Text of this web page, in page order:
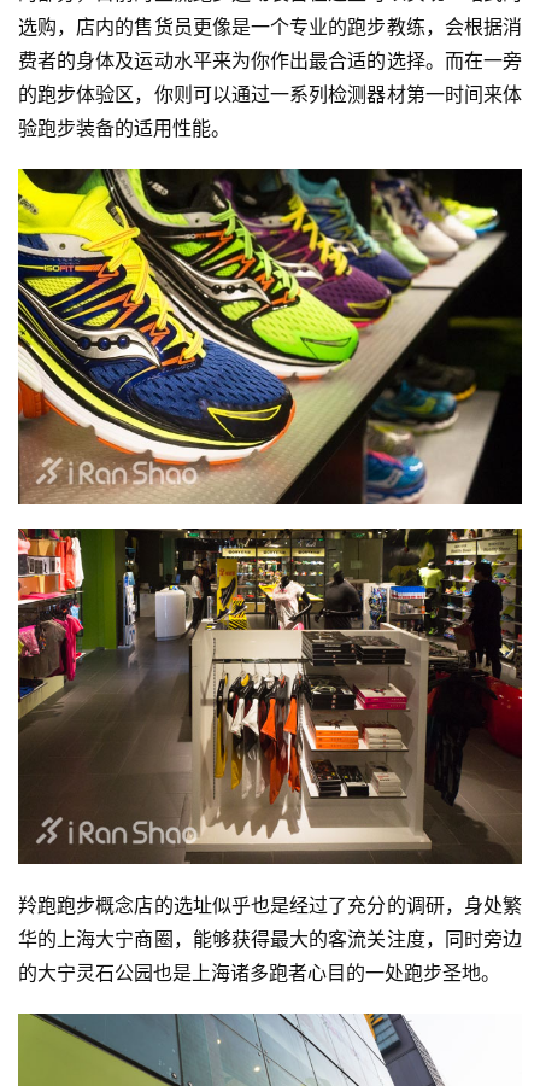
察
装
备
训
练
视
频
用
户
精
选
运
动
集
选购，店内的售货员更像是一个专业的跑步教练，会根据消
费者的身体及运动水平来为你作出最合适的选择。而在一旁
的跑步体验区，你则可以通过一系列检测器材第一时间来体
验跑步装备的适用性能。
羚跑跑步概念店的选址似乎也是经过了充分的调研，身处繁
华的上海大宁商圈，能够获得最大的客流关注度，同时旁边
的大宁灵石公园也是上海诸多跑者心目的一处跑步圣地。